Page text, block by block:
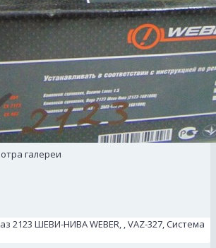
галереи
2123 ШЕВИ-НИВА WEBER, , VAZ-327, Система